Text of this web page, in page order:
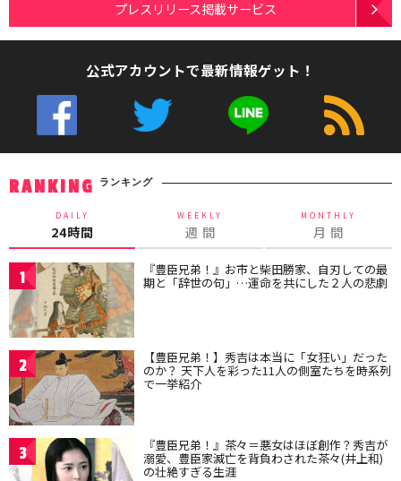
プレスリリース掲載サービス
公式アカウントで最新情報ゲット！
RANKING ランキング
DAILY
24時間
WEEKLY
週 間
MONTHLY
月 間
1 『豊臣兄弟！』お市と柴田勝家、自刃しての最
期と「辞世の句」…運命を共にした２人の悲劇
2 【豊臣兄弟！】秀吉は本当に「女狂い」だった
のか？ 天下人を彩った11人の側室たちを時系列
で一挙紹介
3 『豊臣兄弟！』茶々＝悪女はほぼ創作？秀吉が
溺愛、豊臣家滅亡を背負わされた茶々(井上和)
の壮絶すぎる生涯